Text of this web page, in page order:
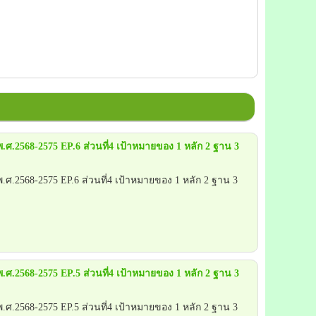
2575 EP.6 ส่วนที่4 เป้าหมายของ 1 หลัก 2 ฐาน 3
2575 EP.6 ส่วนที่4 เป้าหมายของ 1 หลัก 2 ฐาน 3
2575 EP.5 ส่วนที่4 เป้าหมายของ 1 หลัก 2 ฐาน 3
2575 EP.5 ส่วนที่4 เป้าหมายของ 1 หลัก 2 ฐาน 3